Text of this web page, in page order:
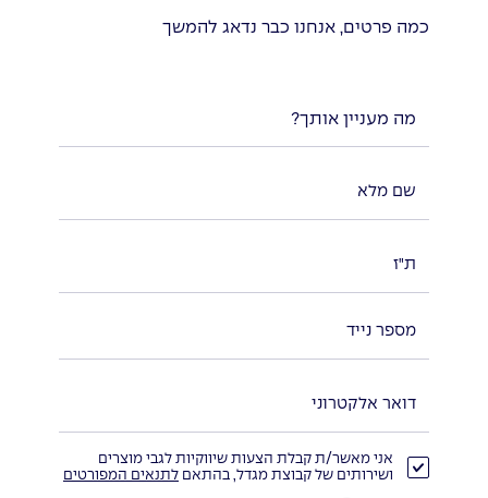
כמה פרטים, אנחנו כבר נדאג להמשך
מה מעניין אותך?
אני מאשר/ת קבלת הצעות שיווקיות לגבי מוצרים
ושירותים של קבוצת מגדל, בהתאם לתנאים המפורטים